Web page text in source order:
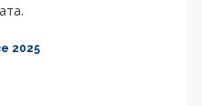
2025